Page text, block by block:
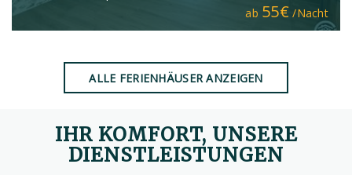
ab 55€ /Nacht
ALLE FERIENHÄUSER ANZEIGEN
IHR KOMFORT, UNSERE
DIENSTLEISTUNGEN